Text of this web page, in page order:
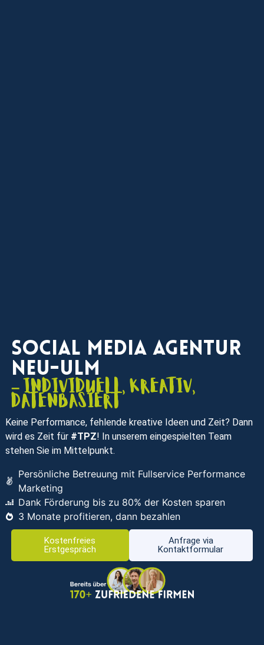
Social Media Agentur
Neu-Ulm
– individuell, kreativ,
datenbasiert
Keine Performance, fehlende kreative Ideen und Zeit? Dann
wird es Zeit für #TPZ! In unserem eingespielten Team
stehen Sie im Mittelpunkt.
Persönliche Betreuung mit Fullservice Performance
Marketing
Dank Förderung bis zu 80% der Kosten sparen
3 Monate profitieren, dann bezahlen
Kostenfreies
Erstgespräch
Anfrage via
Kontaktformular